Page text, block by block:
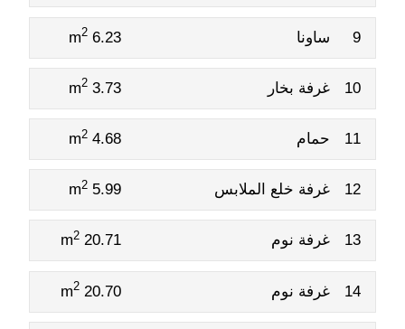
9 ساونا 6.23 m
2
10 غرفة بخار 3.73 m
2
11 حمام 4.68 m
2
12 غرفة خلع الملابس 5.99 m
2
13 غرفة نوم 20.71 m
2
14 غرفة نوم 20.70 m
2